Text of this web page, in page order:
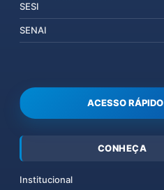
SESI
SENAI
ACESSO RÁPIDO
CONHEÇA
Institucional